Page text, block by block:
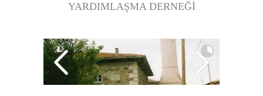
YARDIMLAŞMA DERNEĞİ